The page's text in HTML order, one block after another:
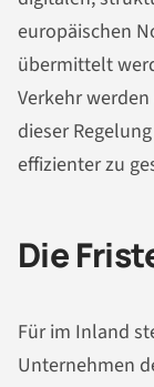
europäischen
übermittelt
Verkehr
dieser
effizienter zu
Die
Für im Inland
Unternehmen